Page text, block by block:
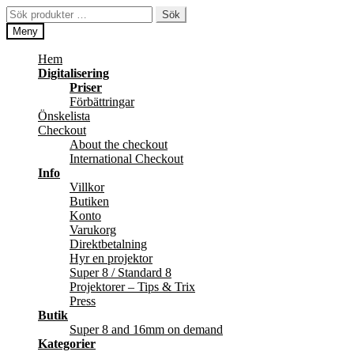
Hoppa
till
navigering
Hoppa
till
innehåll
Sök
efter:
Sök
Meny
Hem
Digitalisering
Priser
Förbättringar
Önskelista
Checkout
About the checkout
International Checkout
Info
Villkor
Butiken
Konto
Varukorg
Direktbetalning
Hyr en projektor
Super 8 / Standard 8
Projektorer – Tips & Trix
Press
Butik
Super 8 and 16mm on demand
Kategorier